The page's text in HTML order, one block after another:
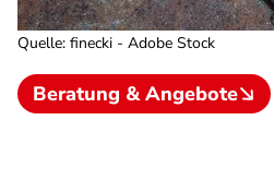
Quelle: finecki - Adobe Stock
Beratung & Angebote